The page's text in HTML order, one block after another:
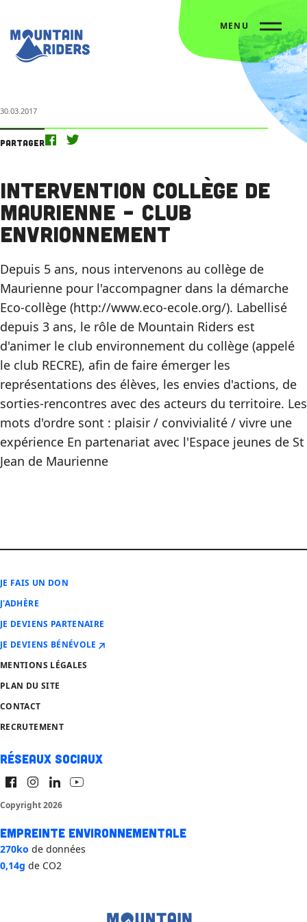
MENU
30.03.2017
Partager
Intervention collège de
Maurienne – Club
envrionnement
Depuis 5 ans, nous intervenons au collège de
Maurienne pour l'accompagner dans la démarche
Eco-collège (http://www.eco-ecole.org/). Labellisé
depuis 3 ans, le rôle de Mountain Riders est
d'animer le club environnement du collège (appelé
le club RECRE), afin de faire émerger les
représentations des élèves, les envies d'actions, de
sorties-rencontres avec des acteurs du territoire. Les
mots d'ordre sont : plaisir / convivialité / vivre une
expérience En partenariat avec l'Espace jeunes de St
Jean de Maurienne
JE FAIS UN DON
J'ADHÈRE
JE DEVIENS PARTENAIRE
JE DEVIENS BÉNÉVOLE
MENTIONS LÉGALES
PLAN DU SITE
CONTACT
RECRUTEMENT
Réseaux sociaux
Copyright 2026
Empreinte environnementale
270ko de données
0,14g de CO2